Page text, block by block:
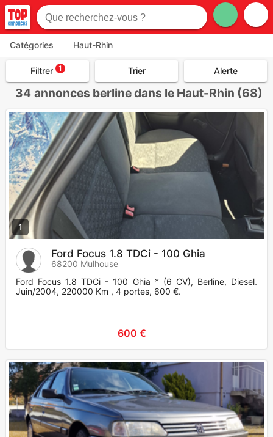
Catégories Haut-Rhin
Filtrer 1 Trier Alerte
34 annonces berline dans le Haut-Rhin (68)
1
Ford Focus 1.8 TDCi - 100 Ghia
68200 Mulhouse
Ford Focus 1.8 TDCi - 100 Ghia * (6 CV), Berline, Diesel,
Juin/2004, 220000 Km , 4 portes, 600 €.
600 €